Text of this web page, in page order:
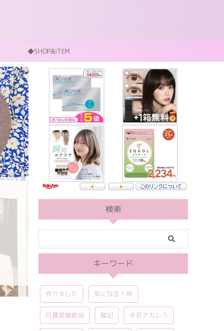
◆SHOP&ITEM
検索
キーワード
作りました 気になる１冊
日暮里繊維街 雑記 手芸ナカムラ